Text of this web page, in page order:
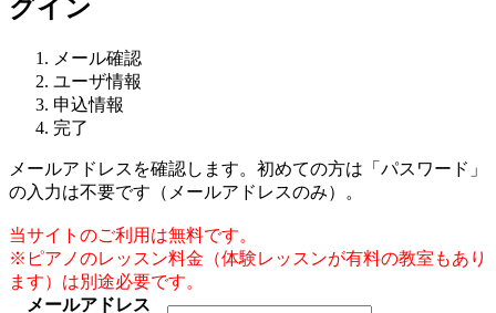
グイン
メール確認
ユーザ情報
申込情報
完了
メールアドレスを確認します。初めての方は「パスワード」
の入力は不要です（メールアドレスのみ）。
当サイトのご利用は無料です。
※ピアノのレッスン料金（体験レッスンが有料の教室もあり
ます）は別途必要です。
メールアドレス